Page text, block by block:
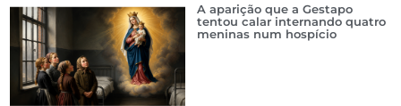
A aparição que a Gestapo
tentou calar internando quatro
meninas num hospício